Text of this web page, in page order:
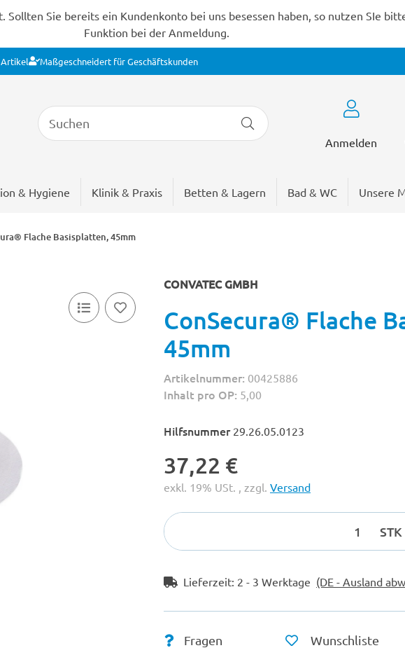
Sie bereits ein Kundenkonto bei uns besessen haben, so nutzen SIe
Funktion bei der Anmeldung.
Artikel Maßgeschneidert für Geschäftskunden
Anmelden
& Hygiene Klinik & Praxis Betten & Lagern Bad & WC Unsere
Flache Basisplatten, 45mm
CONVATEC GMBH
ConSecura® Flache
45mm
Artikelnummer: 00425886
Inhalt pro OP: 5,00
Hilfsnummer 29.26.05.0123
37,22 €
exkl. 19% USt. , zzgl. Versand
STK
Lieferzeit: 2 - 3 Werktage (DE - Ausland
Fragen Wunschliste